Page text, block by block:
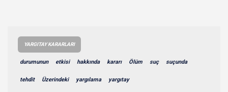
YARGITAY KARARLARI
durumunun etkisi hakkında kararı Ölüm suç suçunda
tehdit Üzerindeki yargılama yargıtay